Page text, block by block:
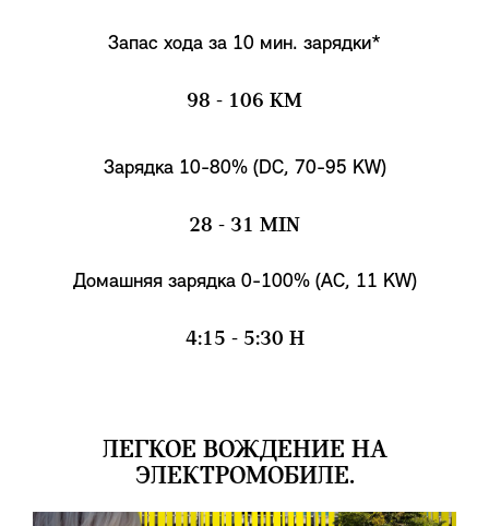
Запас хода за 10 мин. зарядки*
98 - 106 KM
Зарядка 10-80% (DC, 70-95 KW)
28 - 31 MIN
Домашняя зарядка 0-100% (AC, 11 KW)
4:15 - 5:30 H
ЛЕГКОЕ ВОЖДЕНИЕ НА
ЭЛЕКТРОМОБИЛЕ.